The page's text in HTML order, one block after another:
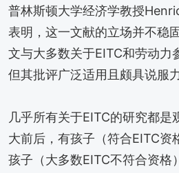
普林斯顿大学经济学教授
表明，这一文献的立场并不稳
文与大多数关于EITC和劳动力
但其批评广泛适用且颇具说服力
几乎所有关于EITC的研究都是
大前后，有孩子（符合EITC资
孩子（大多数EITC不符合资格